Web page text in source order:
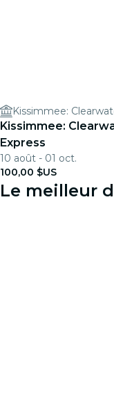
Kissimmee:
Kissimmee:
Express
10 août - 01 oct.
100,00 $US
Le meilleur